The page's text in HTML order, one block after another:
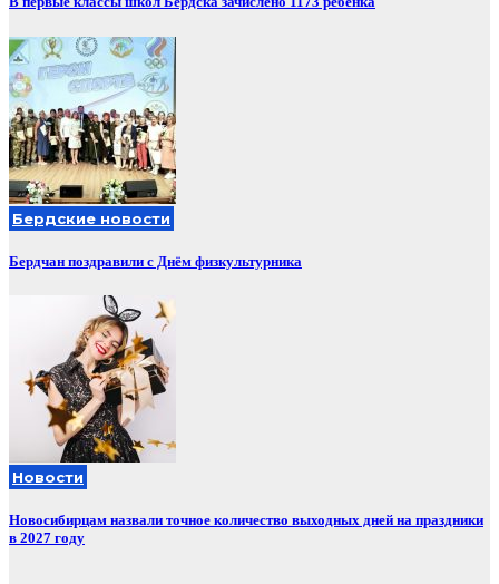
Бердские новости
Бердчан поздравили с Днём физкультурника
Новости
Новосибирцам назвали точное количество выходных дней на праздники
в 2027 году